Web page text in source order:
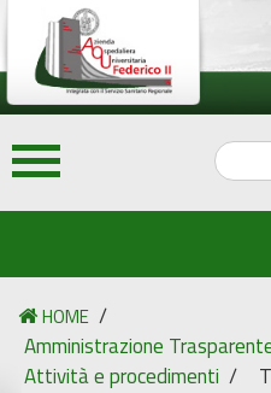
HOME /
Amministrazione
Attività e procedimenti /